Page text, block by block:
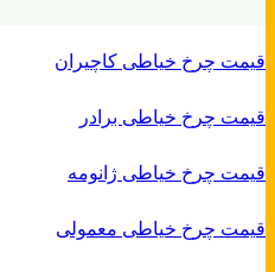
قیمت چرخ خیاطی کاچیران
قیمت چرخ خیاطی برادر
قیمت چرخ خیاطی ژانومه
قیمت چرخ خیاطی معمولی